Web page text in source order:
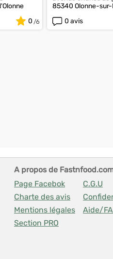
0
85340 Olonne-sur-
0 avis
A propos de
Page Facebok
C.G.U
Charte des avis
Mentions légales
Aide/
Section PRO